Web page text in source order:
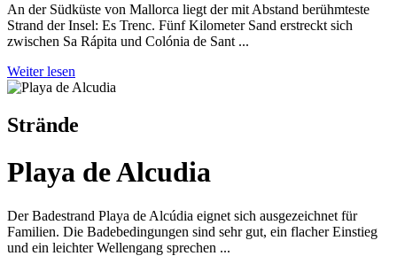
An der Südküste von Mallorca liegt der mit Abstand berühmteste
Strand der Insel: Es Trenc. Fünf Kilometer Sand erstreckt sich
zwischen Sa Rápita und Colónia de Sant ...
Weiter lesen
Strände
Playa de Alcudia
Der Badestrand Playa de Alcúdia eignet sich ausgezeichnet für
Familien. Die Badebedingungen sind sehr gut, ein flacher Einstieg
und ein leichter Wellengang sprechen ...